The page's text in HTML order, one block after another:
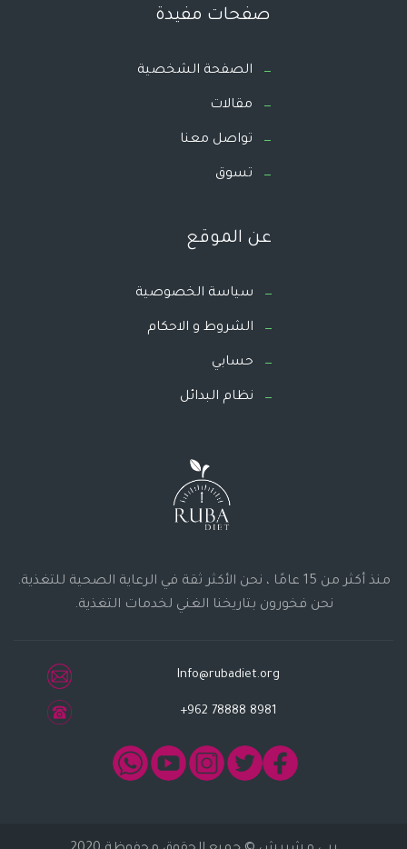
صفحات مفيدة
الصفحة الشخصية
مقالات
تواصل معنا
تسوق
عن الموقع
سياسة الخصوصية
الشروط و الاحكام
حسابي
نظام البدائل
منذ أكثر من 15 عامًا ، نحن الأكثر ثقة في الرعاية الصحية للتغذية.
نحن فخورون بتاريخنا الغني لخدمات التغذية.
Info@rubadiet.org
+962 78888 8981